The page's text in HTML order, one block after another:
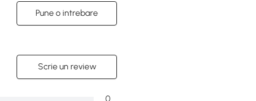
Pune o intrebare
Scrie un review